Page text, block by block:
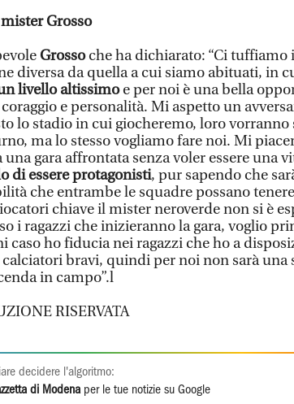
Grosso
Grossoche ha dichiarato: “Ci tuffiamo
diversa da quella a cui siamo abituati, in
livello altissimoe per noi è una bella
e personalità. Mi aspetto un
lo stadio in cui giocheremo, loro
ma lo stesso vogliamo fare noi. Mi
una gara affrontata senza voler essere una
di essere protagonisti, pur sapendo che
che entrambe le squadre possano
chiave il mister neroverde non si è
i ragazzi che inizieranno la gara, voglio
caso ho fiducia nei ragazzi che ho a
bravi, quindi per noi non sarà una
in campo”.l
RISERVATA
decidere l'algoritmo:
di Modena per le tue notizie su Google